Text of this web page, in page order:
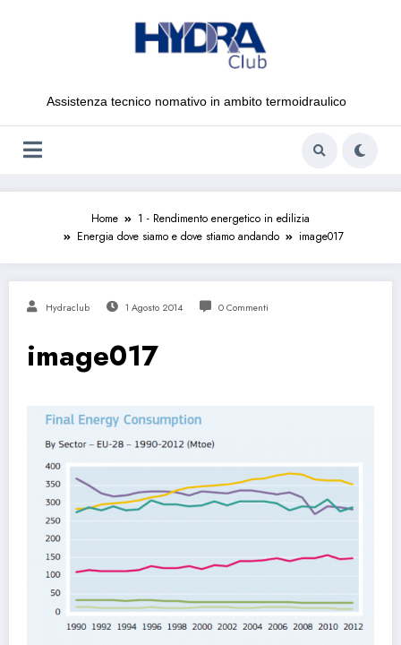
Assistenza tecnico nomativo in ambito termoidraulico
Home
1 - Rendimento energetico in edilizia
Energia dove siamo e dove stiamo andando
image017
Hydraclub 1 Agosto 2014 0 Commenti
image017